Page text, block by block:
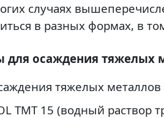
случаях
в разных формах, в
для осаждения тяжелых
тяжелых
TMT 15 (водный раствор